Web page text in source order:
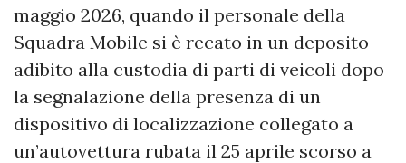
maggio 2026, quando il personale della
Squadra Mobile si è recato in un deposito
adibito alla custodia di parti di veicoli dopo
la segnalazione della presenza di un
dispositivo di localizzazione collegato a
un’autovettura rubata il 25 aprile scorso a